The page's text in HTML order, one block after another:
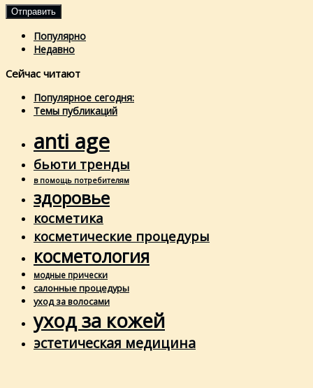
Популярно
Недавно
Сейчас читают
Популярное сегодня:
Темы публикаций
anti age
бьюти тренды
в помощь потребителям
здоровье
косметика
косметические процедуры
косметология
модные прически
салонные процедуры
уход за волосами
уход за кожей
эстетическая медицина